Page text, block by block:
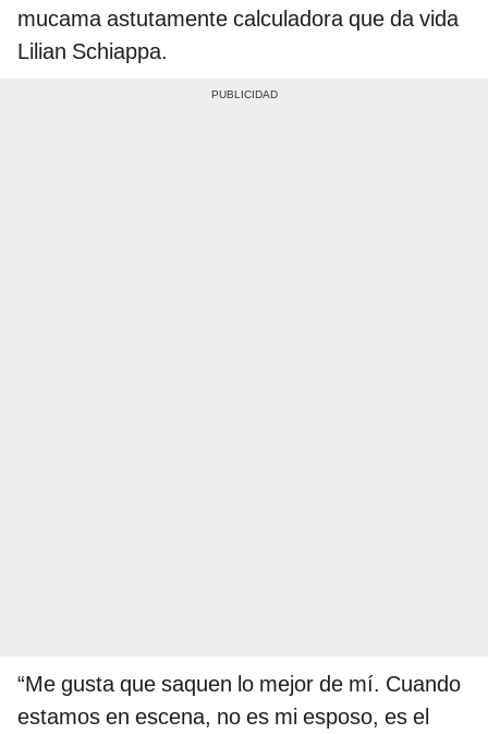
mucama astutamente calculadora que da vida
Lilian Schiappa.
“Me gusta que saquen lo mejor de mí. Cuando
estamos en escena, no es mi esposo, es el